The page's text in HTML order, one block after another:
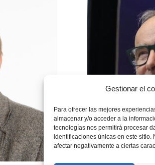
Gestionar el
Para ofrecer las mejores
almacenar y/o acceder a la
tecnologías nos permitirá procesar
identificaciones únicas en este sitio.
afectar negativamente a ciertas